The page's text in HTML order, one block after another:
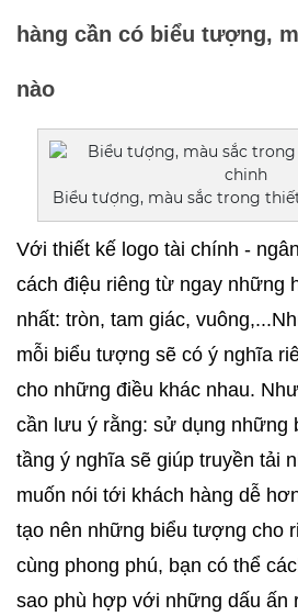
hàng cần có biểu tượng,
nào
Biểu tượng, màu sắc trong
Với thiết kế logo tài chính -
cách điệu riêng từ ngay những
nhất: tròn, tam giác,
mỗi biểu tượng sẽ có ý nghĩa
cho những điều khác nhau.
cần lưu ý rằng: sử dụng những
tầng ý nghĩa sẽ giúp truyền tải
muốn nói tới khách hàng dễ
tạo nên những biểu tượng cho
cùng phong phú, bạn có thể
sao phù hợp với những dấu ấn